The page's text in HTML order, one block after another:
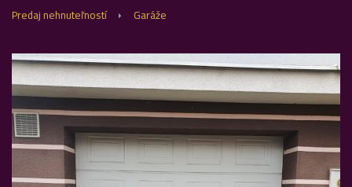
Predaj nehnuteľností Garáže